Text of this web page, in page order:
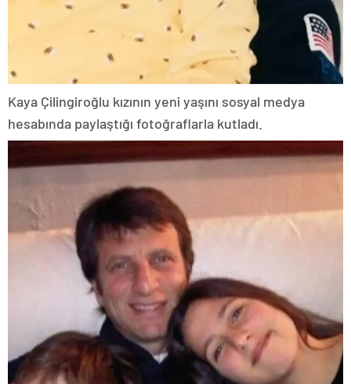
Kaya Çilingiroğlu kızının yeni yaşını sosyal medya
hesabında paylaştığı fotoğraflarla kutladı.